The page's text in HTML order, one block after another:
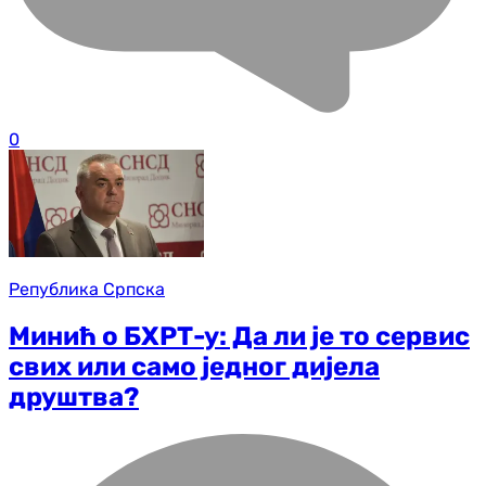
0
Република Српска
Минић о БХРТ-у: Да ли је то сервис
свих или само једног дијела
друштва?